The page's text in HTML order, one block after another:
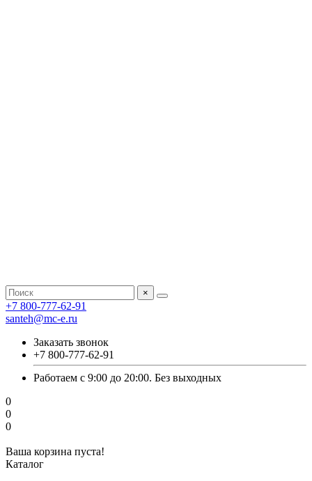
×
+7 800-777-62-91
santeh@mc-e.ru
Заказать звонок
+7 800-777-62-91
Работаем с 9:00 до 20:00. Без выходных
0
0
0
Ваша корзина пуста!
Каталог